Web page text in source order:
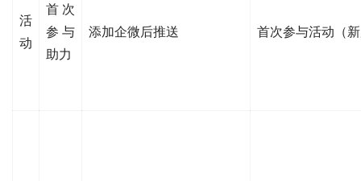
活
动
首次
参与
助力
添加企微后推送 首次参与活动（